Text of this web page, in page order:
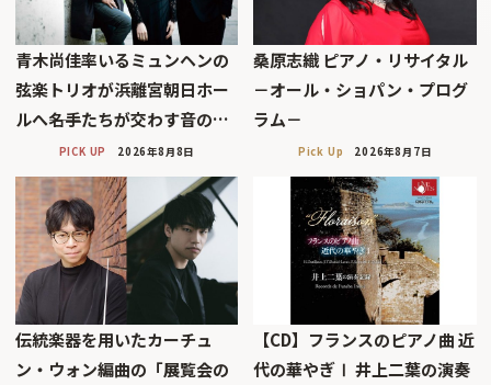
青木尚佳率いるミュンヘンの
弦楽トリオが浜離宮朝日ホー
ルへ――名手たちが交わす音の…
PICK UP 2026年8月8日
桑原志織 ピアノ・リサイタル
－オール・ショパン・プログ
ラム－
Pick Up 2026年8月7日
伝統楽器を用いたカーチュ
ン・ウォン編曲の「展覧会の
【CD】フランスのピアノ曲 近
代の華やぎⅠ 井上二葉の演奏